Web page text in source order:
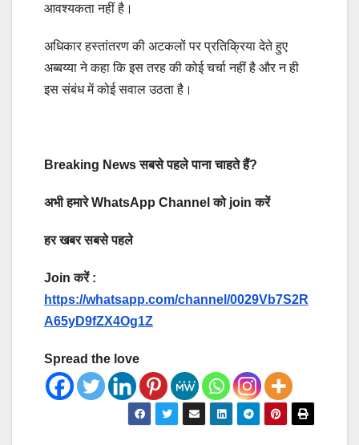
आवश्यकता नहीं है।
अधिकार हस्तांतरण की अटकलों पर प्रतिक्रिया देते हुए
अब्बय्या ने कहा कि इस तरह की कोई चर्चा नहीं है और न ही
इस संबंध में कोई सवाल उठता है।
Breaking News सबसे पहले पाना चाहते हैं?
अभी हमारे WhatsApp Channel को join करें
हर खबर सबसे पहले
Join करें :
https://whatsapp.com/channel/0029Vb7S2R
A65yD9fZX4Og1Z
Spread the love